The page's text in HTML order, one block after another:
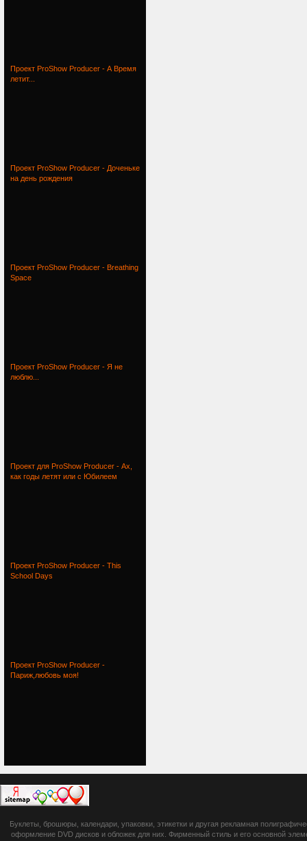
Проект ProShow Producer - А Время
летит...
Проект ProShow Producer - Доченьке
на день рождения
Проект ProShow Producer - Breathing
Space
Проект ProShow Producer - Я не
люблю...
Проект для ProShow Producer - Ах,
как годы летят или с Юбилеем
Проект ProShow Producer - This
School Days
Проект ProShow Producer -
Париж,любовь моя!
botsetto.ru -
photoshop,
Буклеты, брошюры, календари, упаковки, этикетки и другая рекламная
оформление DVD дисков и обложек для них. Фирменный стиль и его основной